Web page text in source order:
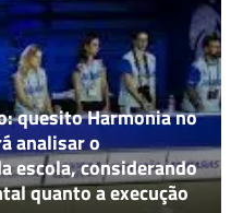
quesito Harmonia no
analisar o
escola, considerando
quanto a execução